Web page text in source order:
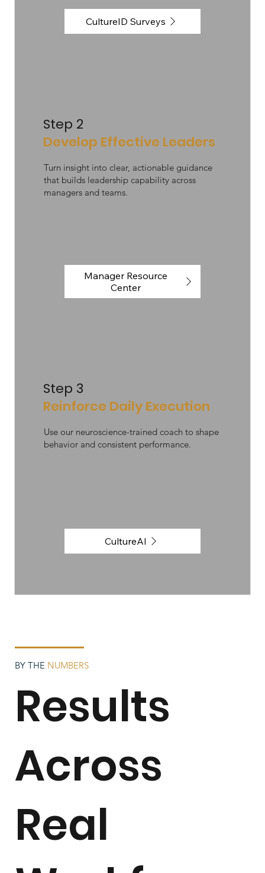
CultureID Surveys
Step 2
Develop Effective Leaders
Turn insight into clear, actionable guidance
that builds leadership capability across
managers and teams.
Manager Resource
Center
Step 3
Reinforce Daily Execution
Use our neuroscience-trained coach to shape
behavior and consistent performance.
CultureAI
BY THE NUMBERS
Results
Across
Real